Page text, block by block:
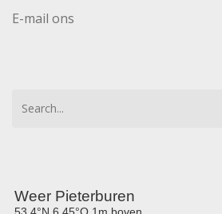
E-mail ons